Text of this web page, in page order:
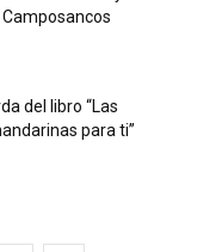
del libro “Las
para ti”